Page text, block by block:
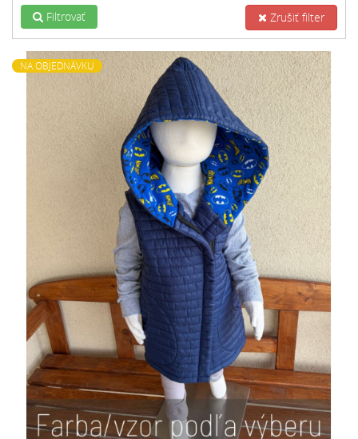
Filtrovať Zrušiť filter
NA OBJEDNÁVKU